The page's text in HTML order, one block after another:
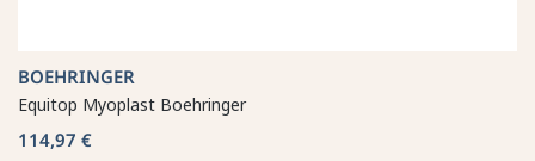
BOEHRINGER
Equitop Myoplast Boehringer
114,97 €